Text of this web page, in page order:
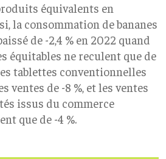
équivalents en
la consommation de bananes
de -2,4 % en 2022 quand
équitables ne reculent que de
tablettes conventionnelles
ventes de -8 %, et les ventes
issus du commerce
que de -4 %.